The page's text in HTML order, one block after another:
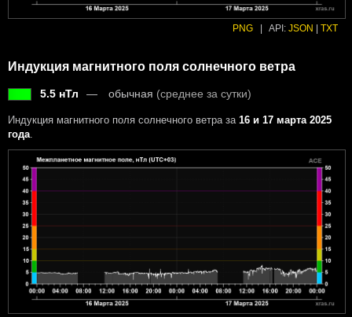
PNG | API: JSON | TXT
Индукция магнитного поля солнечного ветра
5.5 нТл обычная (среднее за сутки)
Индукция магнитного поля солнечного ветра за 16 и 17 марта 2025
года